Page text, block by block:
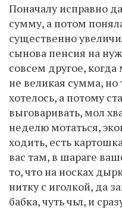
Поначалу исправно
сумму, а потом
существенно
сынова пенсия на
совсем другое,
не великая сумма, но
хотелось, а потому
выговаривать, мол
неделю мотаться,
ходить, есть
вас там, в шараге
то, что на носках
нитку с иголкой, да
бабка, чуть чьл, и